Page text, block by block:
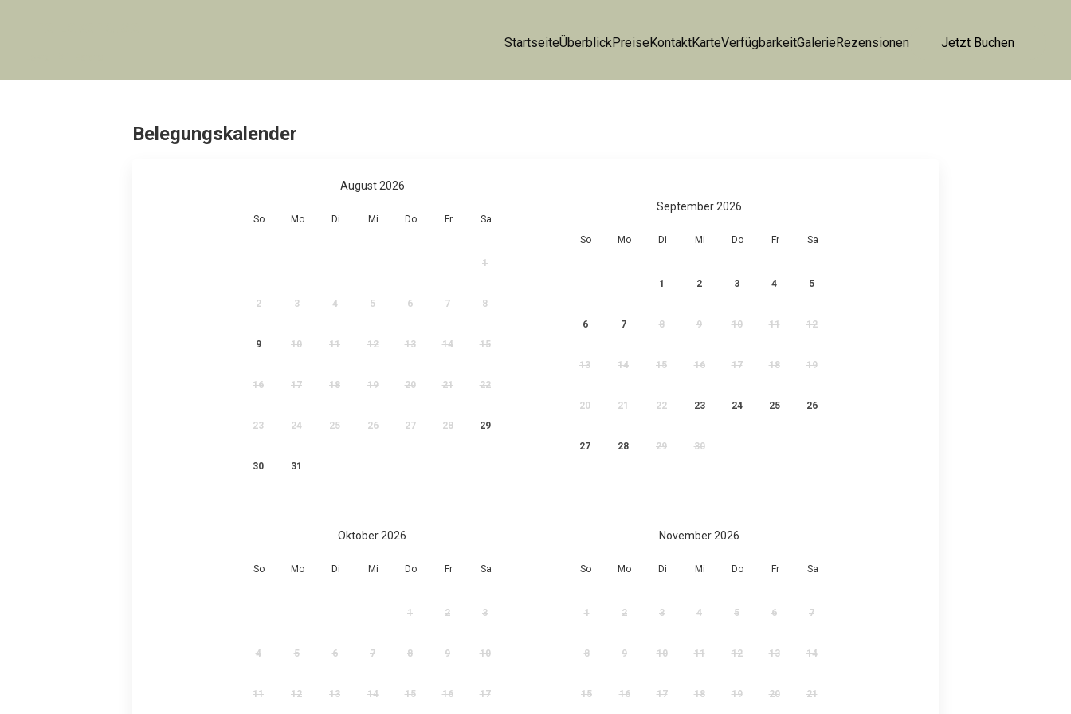
StartseiteÜberblickPreise KontaktKarteVerfügbarkeitGalerie Rezensionen Jetzt Buchen
Belegungskalender
August 2026
So Mo Di Mi Do Fr Sa
1
2 3 4 5 6 7 8
9 10 11 12 13 14 15
16 17 18 19 20 21 22
23 24 25 26 27 28 29
30 31
September 2026
So Mo Di Mi Do Fr Sa
1 2 3 4 5
6 7 8 9 10 11 12
13 14 15 16 17 18 19
20 21 22 23 24 25 26
27 28 29 30
Oktober 2026
So Mo Di Mi Do Fr Sa
1 2 3
4 5 6 7 8 9 10
11 12 13 14 15 16 17
November 2026
So Mo Di Mi Do Fr Sa
1 2 3 4 5 6 7
8 9 10 11 12 13 14
15 16 17 18 19 20 21